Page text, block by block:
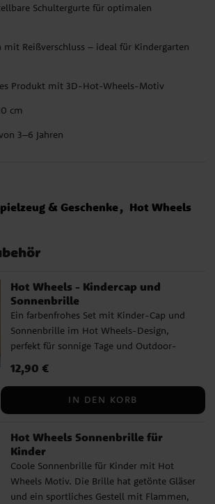
Schultergurte für optimalen
Reißverschluss – ideal für Kindergarten
Produkt mit 3D-Hot-Wheels-Motiv
cm
3–6 Jahren
& Geschenke Hot Wheels
Hot Wheels - Kindercap und
Sonnenbrille
Ein farbenfrohes Set mit Kinder-Cap und
Sonnenbrille im Hot Wheels-Design,
perfekt für sonnige Tage und Outdoor-
einem Favoriten bei kleinen Fans. ✓
Umfang der Kinder-Cap: ca. 53 cm, hinten
4-6 Jahren ✓ UV400-Schutz, der 100 %
der UV-Strahlen blockiert
Preis: 12,90 €
12,90 €
IN DEN KORB
Hot Wheels Sonnenbrille für
Kinder
Coole Sonnenbrille für Kinder mit Hot
Wheels Motiv. Die Brille hat getönte Gläser
und ein sportliches Gestell mit Flammen,